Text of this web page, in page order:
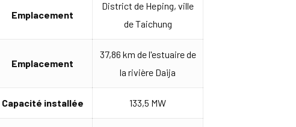
Emplacement
District de Heping, ville
de Taichung
Emplacement
37,86 km de l'estuaire de
la rivière Daija
Capacité installée 133,5 MW